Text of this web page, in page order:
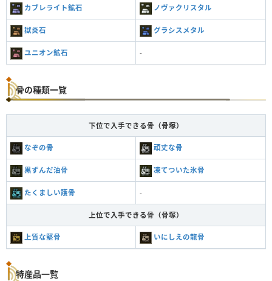
カブレライト鉱石 ノヴァクリスタル
獄炎石 グラシスメタル
ユニオン鉱石 -
骨の種類一覧
下位で入手できる骨（骨塚）
なぞの骨 頑丈な骨
黒ずんだ油骨 凍てついた氷骨
たくましい護骨 -
上位で入手できる骨（骨塚）
上質な堅骨 いにしえの龍骨
特産品一覧